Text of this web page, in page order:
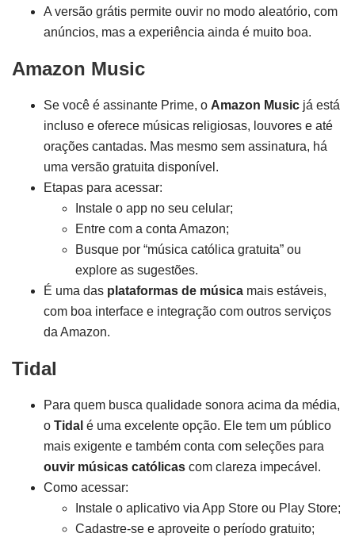
A versão grátis permite ouvir no modo aleatório, com
anúncios, mas a experiência ainda é muito boa.
Amazon Music
Se você é assinante Prime, o Amazon Music já está
incluso e oferece músicas religiosas, louvores e até
orações cantadas. Mas mesmo sem assinatura, há
uma versão gratuita disponível.
Etapas para acessar:
Instale o app no seu celular;
Entre com a conta Amazon;
Busque por “música católica gratuita” ou
explore as sugestões.
É uma das plataformas de música mais estáveis,
com boa interface e integração com outros serviços
da Amazon.
Tidal
Para quem busca qualidade sonora acima da média,
o Tidal é uma excelente opção. Ele tem um público
mais exigente e também conta com seleções para
ouvir músicas católicas com clareza impecável.
Como acessar:
Instale o aplicativo via App Store ou Play Store;
Cadastre-se e aproveite o período gratuito;